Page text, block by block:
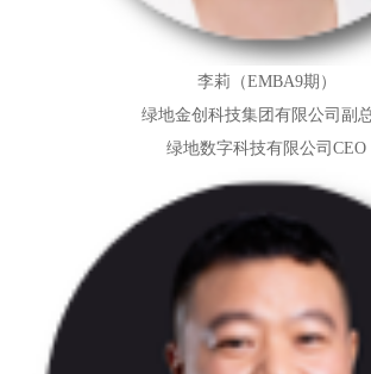
李莉（EMBA9期）
绿地金创科技集团有限公司副
绿地数字科技有限公司CEO